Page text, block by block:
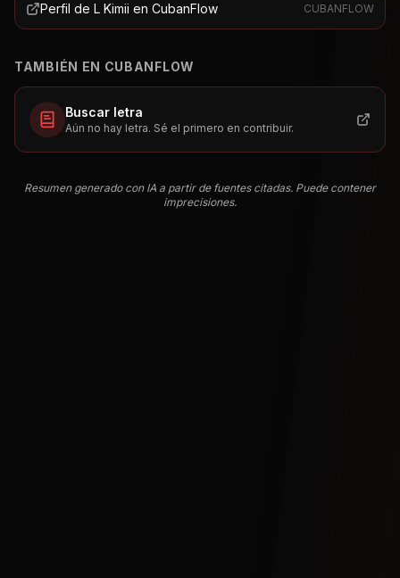
Perfil de L Kimii en CubanFlow CUBANFLOW
TAMBIÉN EN CUBANFLOW
Buscar letra
Aún no hay letra. Sé el primero en contribuir.
Resumen generado con IA a partir de fuentes citadas. Puede contener
imprecisiones.